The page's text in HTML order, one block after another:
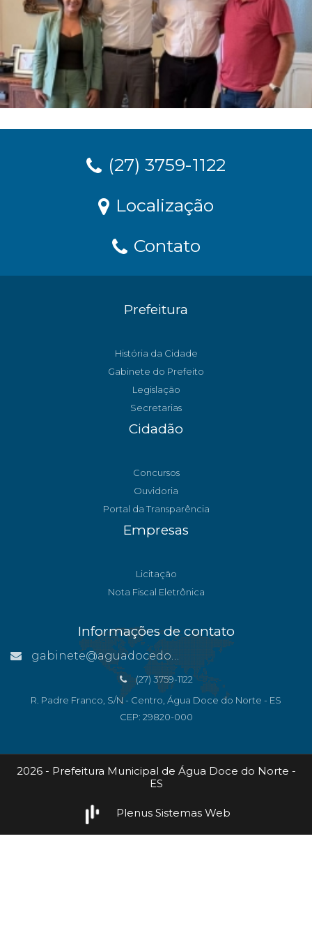
(27) 3759-1122
Localização
Contato
Prefeitura
História da Cidade
Gabinete do Prefeito
Legislação
Secretarias
Cidadão
Concursos
Ouvidoria
Portal da Transparência
Empresas
Licitação
Nota Fiscal Eletrônica
Informações de contato
gabinete@aguadocedonorte.es.gov.br
(27) 3759-1122
R. Padre Franco, S/N - Centro, Água Doce do Norte - ES
CEP: 29820-000
2026 - Prefeitura Municipal de Água Doce do Norte -
ES
Plenus Sistemas Web